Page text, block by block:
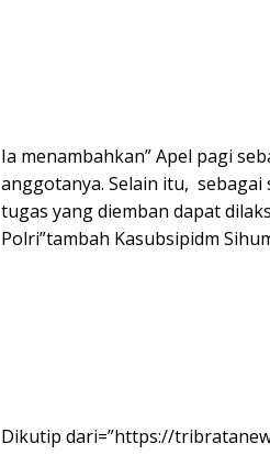
Ia menambahkan” Apel pagi
anggotanya. Selain itu,
tugas yang diemban dapat
Polri”tambah Kasubsipidm
Dikutip dari=”https://